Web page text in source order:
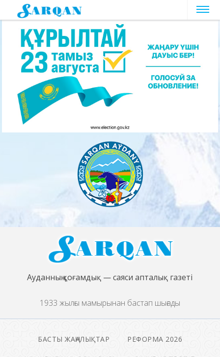
Ауданның қоғамдық — саяси апталық газеті
1933 жылғы мамырынан бастап шығады
БАСТЫ ЖАҢАЛЫҚТАР РЕФОРМА 2026